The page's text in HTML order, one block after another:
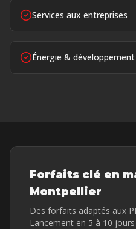
Services aux entreprises
Énergie &
Forfaits clé en
Montpellier
Des forfaits adaptés aux
Lancement en 5 à 10